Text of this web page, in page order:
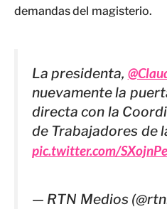
demandas del magisterio.
La presidenta,
nuevamente la
directa con la
de Trabajadores de
pic.twitter.com/
— RTN Medios